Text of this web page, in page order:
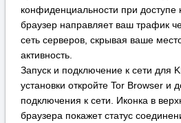
успешно.
Переход на сайт KRAKEN. В
запущенного браузера введите
адресов KRAKEN, указанных
перейдите по нему. Будьте
копируйте адрес, чтобы избежать
Регистрация или авторизация на
открывшейся главной странице